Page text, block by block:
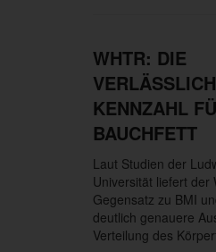
WHTR: DIE
KENNZAHL
BAUCHFETT
Laut Studien der
Universität liefert der
Gegensatz zu BMI
deutlich genauere
Verteilung des